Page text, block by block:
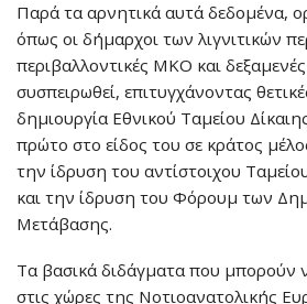
Παρά τα αρνητικά αυτά δεδομένα,
όπως οι δήμαρχοι των λιγνιτικών
περιβαλλοντικές ΜΚΟ και δεξαμενές
συσπειρωθεί, επιτυγχάνοντας
δημιουργία Εθνικού Ταμείου
πρώτο στο είδος του σε κράτος
την ίδρυση του αντίστοιχου
και την ίδρυση του Φόρουμ των
Μετάβασης.
Τα βασικά διδάγματα που μπορούν
στις χώρες της Νοτιοανατολικής